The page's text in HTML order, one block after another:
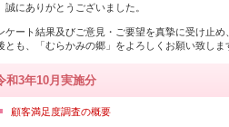
誠にありがとうございました。
ケート結果及びご意見・ご要望を真摯に受け止
とも、「むらかみの郷」をよろしくお願い致しま
和3年10月実施分
顧客満足度調査の概要